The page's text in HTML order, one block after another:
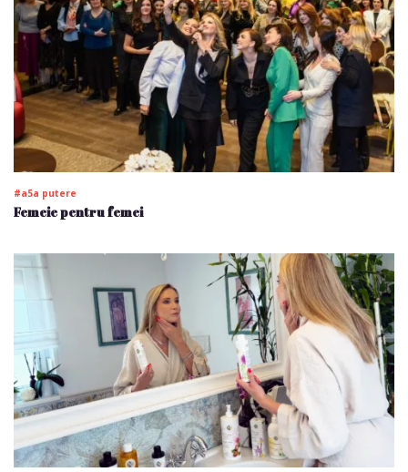
#a5a putere
Femeie pentru femei